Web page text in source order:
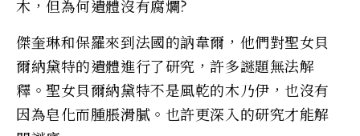
木，但為何遺體沒有腐爛?
傑奎琳和保羅來到法國的訥韋爾，他們對聖女貝
爾納黛特的遺體進行了研究，許多謎題無法解
釋。聖女貝爾納黛特不是風乾的木乃伊，也沒有
因為皂化而腫脹滑膩。也許更深入的研究才能解